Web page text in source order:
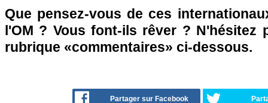
Que pensez-vous de ces
l'OM ? Vous font-ils rêver ? N'hésitez
rubrique «commentaires» ci-dessous.
Partager sur Facebook